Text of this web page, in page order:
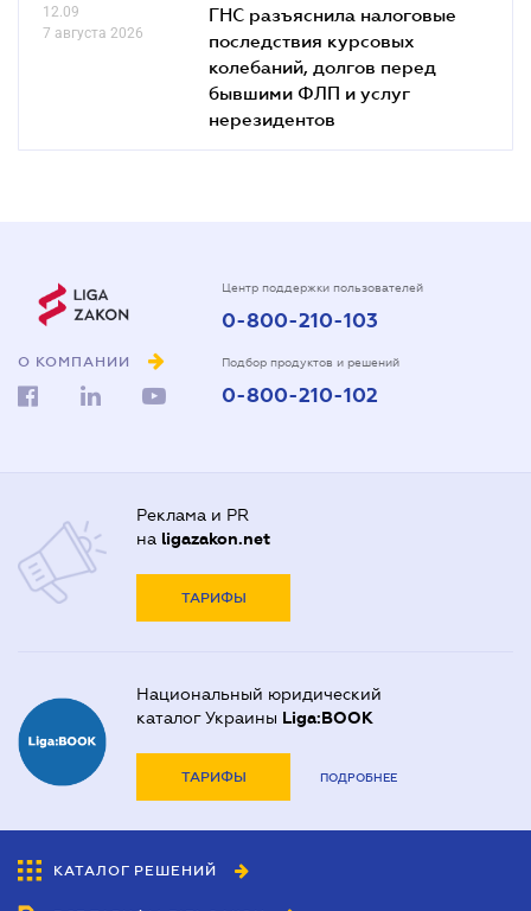
12.09
7 августа 2026
ГНС разъяснила налоговые
последствия курсовых
колебаний, долгов перед
бывшими ФЛП и услуг
нерезидентов
О КОМПАНИИ
Центр поддержки пользователей
0-800-210-103
Подбор продуктов и решений
0-800-210-102
Реклама и PR
на ligazakon.net
ТАРИФЫ
Национальный юридический
каталог Украины Liga:BOOK
ТАРИФЫ ПОДРОБНЕЕ
КАТАЛОГ РЕШЕНИЙ